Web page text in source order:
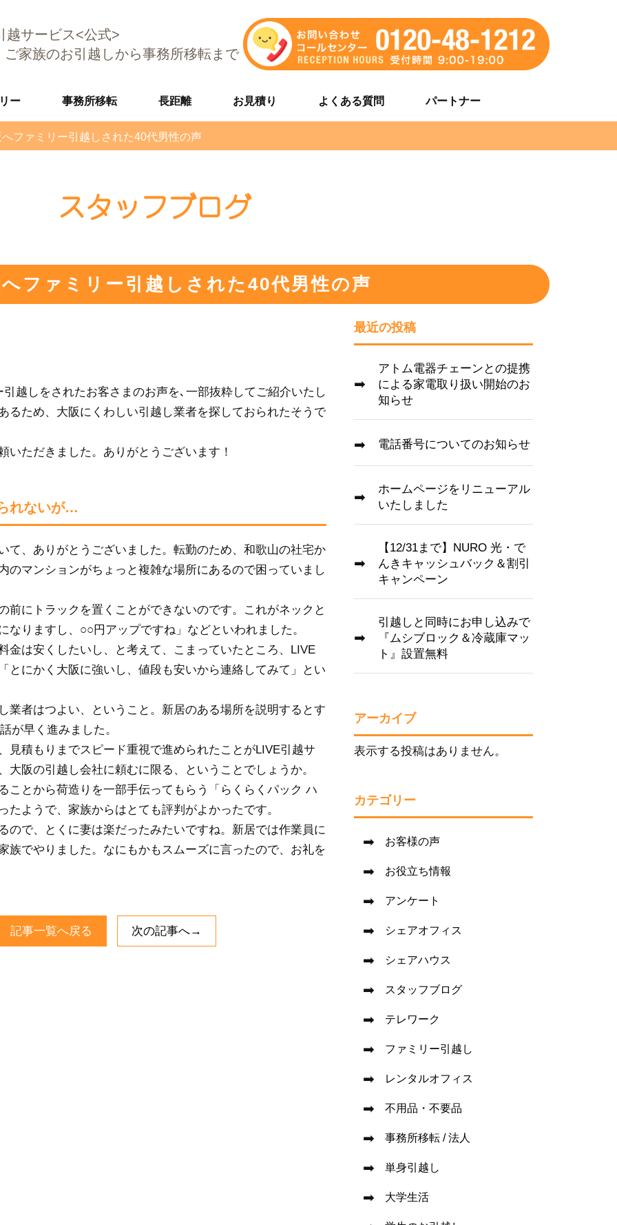
越サービス<公式>
ご家族のお引越しから事務所移転まで
ー 事務所移転 長距離 お見積り よくある質問 パートナー
ファミリー引越しされた40代男性の声
スタッフブログ
ファミリー引越しされた40代男性の声
越しをされたお客さまのお声を､一部抜粋してご紹介いたし
るため、大阪にくわしい引越し業者を探しておられたそうで
いただきました。ありがとうございます！
れないが…
て、ありがとうございました。転勤のため、和歌山の社宅か
のマンションがちょっと複雑な場所にあるので困っていまし
前にトラックを置くことができないのです。これがネックと
りますし、○○円アップですね」などといわれました。
金は安くしたいし、と考えて、こまっていたところ、LIVE
とにかく大阪に強いし、値段も安いから連絡してみて」とい
業者はつよい、ということ。新居のある場所を説明するとす
が早く進みました。
見積もりまでスピード重視で進められたことがLIVE引越サ
阪の引越し会社に頼むに限る、ということでしょうか。
ことから荷造りを一部手伝ってもらう「らくらくパック ハ
ようで、家族からはとても評判がよかったです。
ので、とくに妻は楽だったみたいですね。新居では作業員に
族でやりました。なにもかもスムーズに言ったので、お礼を
記事一覧へ戻る 次の記事へ→
最近の投稿
アトム電器チェーンとの提携
による家電取り扱い開始のお
知らせ
電話番号についてのお知らせ
ホームページをリニューアル
いたしました
【12/31まで】NURO 光・で
んきキャッシュバック＆割引
キャンペーン
引越しと同時にお申し込みで
『ムシブロック＆冷蔵庫マッ
ト』設置無料
アーカイブ
表示する投稿はありません。
カテゴリー
お客様の声
お役立ち情報
アンケート
シェアオフィス
シェアハウス
スタッフブログ
テレワーク
ファミリー引越し
レンタルオフィス
不用品・不要品
事務所移転 / 法人
単身引越し
大学生活